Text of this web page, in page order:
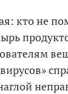
кто не